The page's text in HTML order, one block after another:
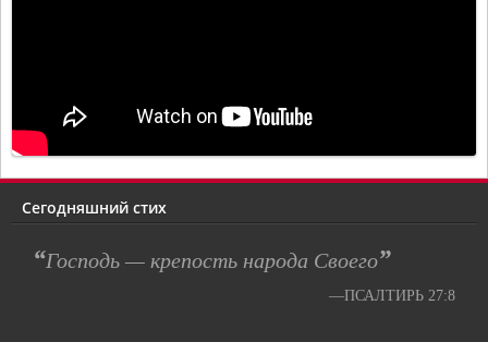
Сегодняшний стих
“Господь — крепость народа Своего”
—ПСАЛТИРЬ 27:8